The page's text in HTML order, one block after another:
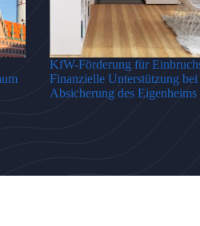
KfW-Förderung für
Finanzielle Unterstützung bei
Absicherung des Eigenheims